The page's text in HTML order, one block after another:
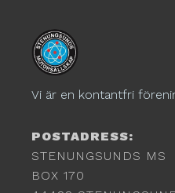
Vi är en kontantfri
POSTADRESS:
STENUNGSUNDS MS
BOX 170